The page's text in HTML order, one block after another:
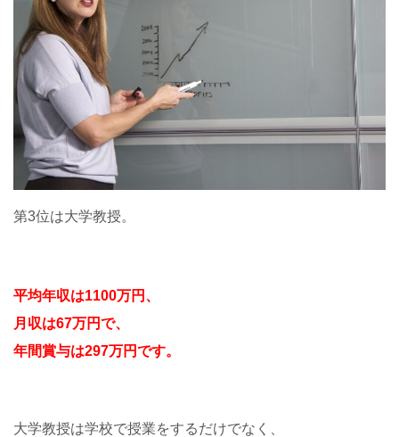
第3位は大学教授。
平均年収は1100万円、
月収は67万円で、
年間賞与は297万円です。
大学教授は学校で授業をするだけでなく、